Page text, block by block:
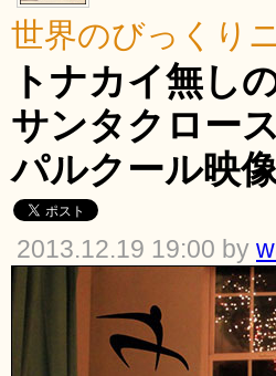
世界のびっくり
トナカイ無し
サンタクロー
パルクール映
2013.12.19 19:00 by